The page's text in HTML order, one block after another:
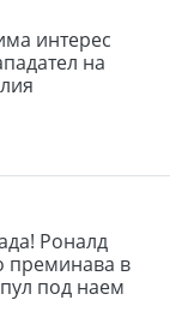
интерес
на
Роналд
преминава в
под наем